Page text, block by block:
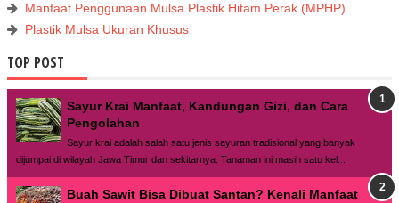
Manfaat Penggunaan Mulsa Plastik Hitam Perak (MPHP)
Plastik Mulsa Ukuran Khusus
TOP POST
Sayur Krai Manfaat, Kandungan Gizi, dan Cara
Pengolahan
Sayur krai adalah salah satu jenis sayuran tradisional yang banyak
dijumpai di wilayah Jawa Timur dan sekitarnya. Tanaman ini masih satu kel...
Buah Sawit Bisa Dibuat Santan? Kenali Manfaat